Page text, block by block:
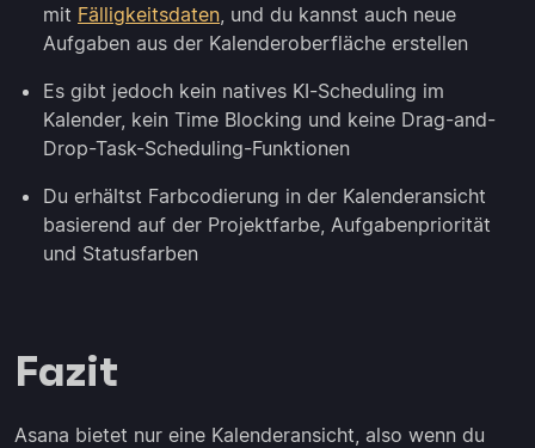
mit Fälligkeitsdaten , und du kannst auch neue
Aufgaben aus der Kalenderoberfläche erstellen
Es gibt jedoch kein natives KI-Scheduling im
Kalender, kein Time Blocking und keine Drag-and-
Drop-Task-Scheduling-Funktionen
Du erhältst Farbcodierung in der Kalenderansicht
basierend auf der Projektfarbe, Aufgabenpriorität
und Statusfarben
Fazit
Asana bietet nur eine Kalenderansicht, also wenn du